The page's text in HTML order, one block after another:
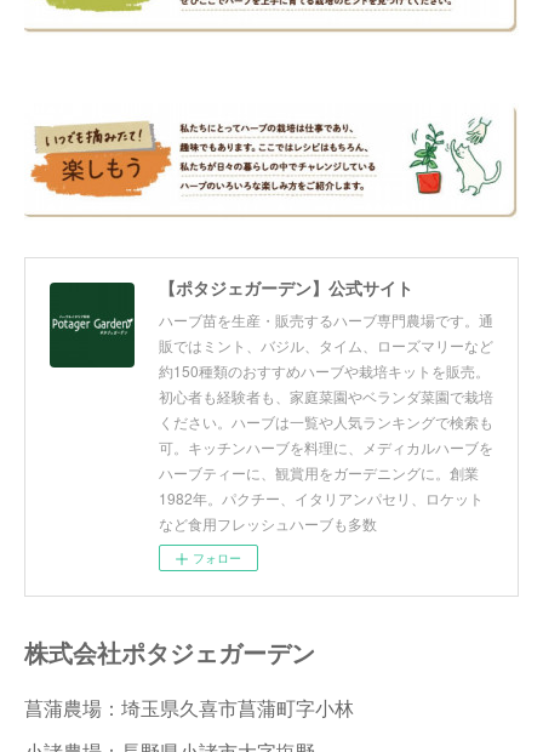
【ポタジェガーデン】公式サイト
ハーブ苗を生産・販売するハーブ専門農場です。通
販ではミント、バジル、タイム、ローズマリーなど
約150種類のおすすめハーブや栽培キットを販売。
初心者も経験者も、家庭菜園やベランダ菜園で栽培
ください。ハーブは一覧や人気ランキングで検索も
可。キッチンハーブを料理に、メディカルハーブを
ハーブティーに、観賞用をガーデニングに。創業
1982年。パクチー、イタリアンパセリ、ロケット
など食用フレッシュハーブも多数
フォロー
株式会社ポタジェガーデン
菖蒲農場：埼玉県久喜市菖蒲町字小林